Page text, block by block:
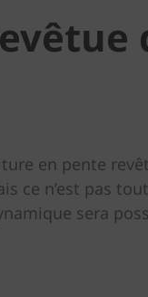
en pente
ce n’est pas
sera